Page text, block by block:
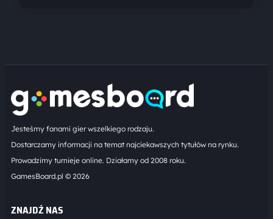
Jesteśmy fanami gier wszelkiego rodzaju.
Dostarczamy informacji na temat najciekawszych tytułów na rynku.
Prowadzimy turnieje online. Działamy od 2008 roku.
GamesBoard.pl © 2026
ZNAJDŹ NAS